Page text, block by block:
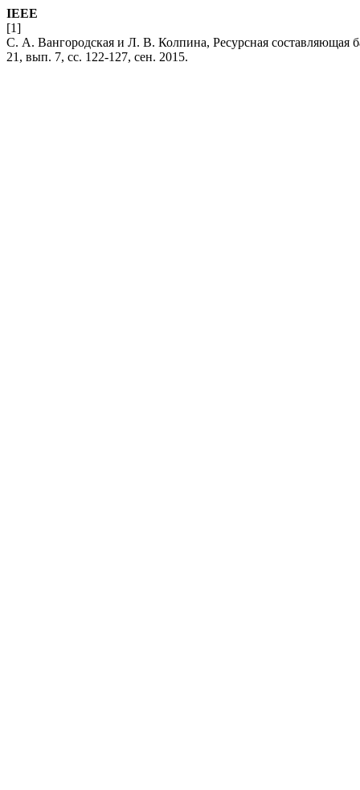
IEEE
[1]
С. А. Вангородская и Л. В. Колпина, Ресурсная составляющая
21, вып. 7, сс. 122-127, сен. 2015.